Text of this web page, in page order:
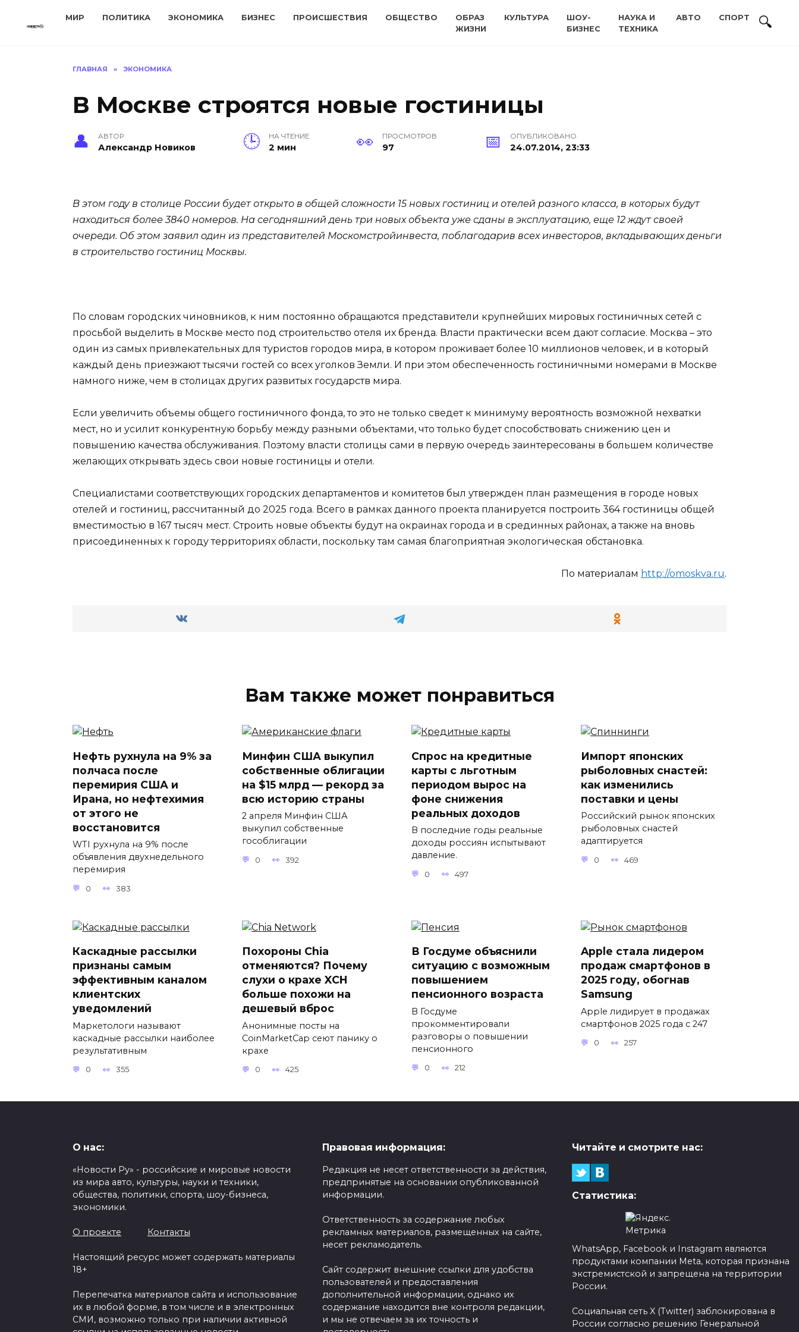
МИР ПОЛИТИКА ЭКОНОМИКА БИЗНЕС ПРОИСШЕСТВИЯ ОБЩЕСТВО
ОБРАЗ
ЖИЗНИ
КУЛЬТУРА
ШОУ-
БИЗНЕС
НАУКА И
ТЕХНИКА
АВТО СПОРТ
ГЛАВНАЯ » ЭКОНОМИКА
В Москве строятся новые гостиницы
АВТОР
Александр Новиков
НА ЧТЕНИЕ
2 мин
ПРОСМОТРОВ
97
ОПУБЛИКОВАНО
24.07.2014, 23:33
В этом году в столице России будет открыто в общей сложности 15 новых гостиниц и отелей разного класса, в которых будут
находиться более 3840 номеров. На сегодняшний день три новых объекта уже сданы в эксплуатацию, еще 12 ждут своей
очереди. Об этом заявил один из представителей Москомстройинвеста, поблагодарив всех инвесторов, вкладывающих деньги
в строительство гостиниц Москвы.
По словам городских чиновников, к ним постоянно обращаются представители крупнейших мировых гостиничных сетей с
просьбой выделить в Москве место под строительство отеля их бренда. Власти практически всем дают согласие. Москва – это
один из самых привлекательных для туристов городов мира, в котором проживает более 10 миллионов человек, и в который
каждый день приезжают тысячи гостей со всех уголков Земли. И при этом обеспеченность гостиничными номерами в Москве
намного ниже, чем в столицах других развитых государств мира.
Если увеличить объемы общего гостиничного фонда, то это не только сведет к минимуму вероятность возможной нехватки
мест, но и усилит конкурентную борьбу между разными объектами, что только будет способствовать снижению цен и
повышению качества обслуживания. Поэтому власти столицы сами в первую очередь заинтересованы в большем количестве
желающих открывать здесь свои новые гостиницы и отели.
Специалистами соответствующих городских департаментов и комитетов был утвержден план размещения в городе новых
отелей и гостиниц, рассчитанный до 2025 года. Всего в рамках данного проекта планируется построить 364 гостиницы общей
вместимостью в 167 тысяч мест. Строить новые объекты будут на окраинах города и в срединных районах, а также на вновь
присоединенных к городу территориях области, поскольку там самая благоприятная экологическая обстановка.
По материалам http://omoskva.ru.
Вам также может понравиться
Нефть рухнула на 9% за
полчаса после
перемирия США и
Ирана, но нефтехимия
от этого не
восстановится
WTI рухнула на 9% после
объявления двухнедельного
перемирия
0 383
Минфин США выкупил
собственные облигации
на $15 млрд — рекорд за
всю историю страны
2 апреля Минфин США
выкупил собственные
гособлигации
0 392
Спрос на кредитные
карты с льготным
периодом вырос на
фоне снижения
реальных доходов
В последние годы реальные
доходы россиян испытывают
давление.
0 497
Импорт японских
рыболовных снастей:
как изменились
поставки и цены
Российский рынок японских
рыболовных снастей
адаптируется
0 469
Каскадные рассылки
признаны самым
эффективным каналом
клиентских
уведомлений
Маркетологи называют
каскадные рассылки наиболее
результативным
0 355
Похороны Chia
отменяются? Почему
слухи о крахе XCH
больше похожи на
дешевый вброс
Анонимные посты на
CoinMarketCap сеют панику о
крахе
0 425
В Госдуме объяснили
ситуацию с возможным
повышением
пенсионного возраста
В Госдуме
прокомментировали
разговоры о повышении
пенсионного
0 212
Apple стала лидером
продаж смартфонов в
2025 году, обогнав
Samsung
Apple лидирует в продажах
смартфонов 2025 года с 247
0 257
О нас:
«Новости Ру» - российские и мировые новости
из мира авто, культуры, науки и техники,
общества, политики, спорта, шоу-бизнеса,
экономики.
О проекте Контакты
Настоящий ресурс может содержать материалы
18+
Перепечатка материалов сайта и использование
их в любой форме, в том числе и в электронных
СМИ, возможно только при наличии активной
Правовая информация:
Редакция не несет ответственности за действия,
предпринятые на основании опубликованной
информации.
Ответственность за содержание любых
рекламных материалов, размещенных на сайте,
несет рекламодатель.
Сайт содержит внешние ссылки для удобства
пользователей и предоставления
дополнительной информации, однако их
содержание находится вне контроля редакции,
и мы не отвечаем за их точность и
Читайте и смотрите нас:
Статистика:
WhatsApp, Facebook и Instagram являются
продуктами компании Meta, которая признана
экстремистской и запрещена на территории
России.
Социальная сеть X (Twitter) заблокирована в
России согласно решению Генеральной